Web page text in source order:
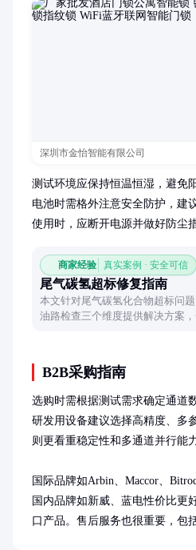
深圳市金怡智能有限公司
测试环境应保持恒温恒湿，避免
电池时需格外注意安全防护，建
使用时，应断开电源并做好防尘
商家经验 真实案例 · 安全可信
尾气碳氢超标修复指南
本文针对尾气碳氢化合物超标问
油路检查三个维度提供解决方案
B2B采购指南
选购时需根据测试需求确定通道
研发用设备建议选择高精度、多
则更看重稳定性和多通道并行能力
国际品牌如Arbin、Maccor、
国内品牌如新威、蓝电性价比更
口产品。售后服务也很重要，包